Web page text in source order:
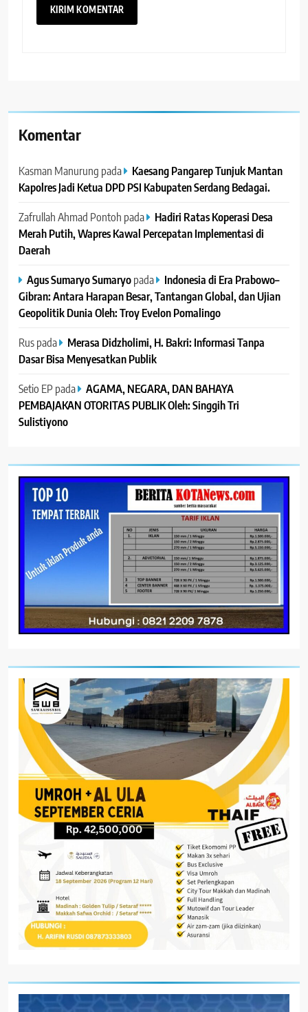
Komentar
Kasman Manurung pada
Kaesang Pangarep Tunjuk Mantan
Kapolres Jadi Ketua DPD PSI Kabupaten Serdang Bedagai. ‎ ‎
Zafrullah Ahmad Pontoh pada
Hadiri Ratas Koperasi Desa
Merah Putih, Wapres Kawal Percepatan Implementasi di
Daerah
Agus Sumaryo Sumaryopada
Indonesia di Era Prabowo–
Gibran: Antara Harapan Besar, Tantangan Global, dan Ujian
Geopolitik Dunia Oleh: Troy Evelon Pomalingo
Ruspada
Merasa Didzholimi, H. Bakri: Informasi Tanpa
Dasar Bisa Menyesatkan Publik
Setio EP pada
AGAMA, NEGARA, DAN BAHAYA
PEMBAJAKAN OTORITAS PUBLIK Oleh: Singgih Tri
Sulistiyono